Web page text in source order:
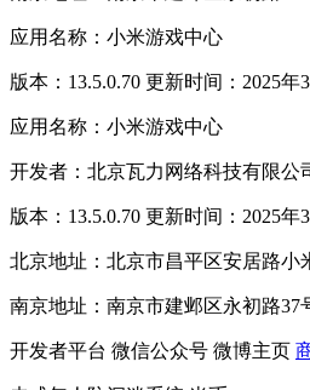
应用名称：小米游戏中心
版本：13.5.0.70 更新时间：2025年
应用名称：小米游戏中心
开发者：北京瓦力网络科技有限公
版本：13.5.0.70 更新时间：2025年
北京地址：北京市昌平区安居路小
南京地址：南京市建邺区永初路37
开发者平台 微信公众号 微博主页